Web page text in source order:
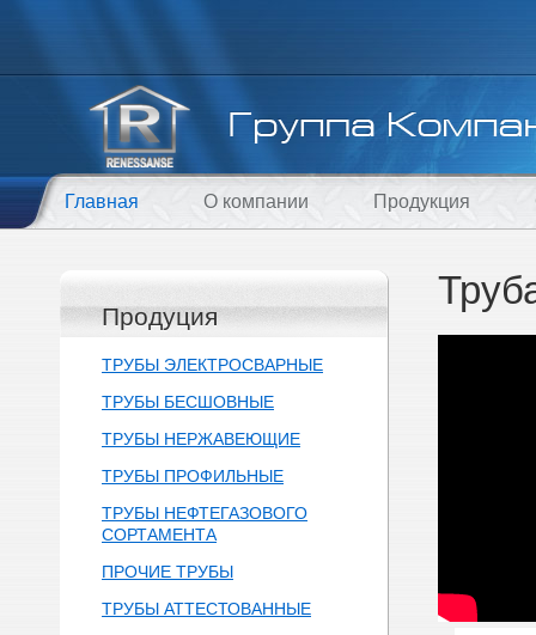
Главная О компании Продукция
Продуция
ТРУБЫ ЭЛЕКТРОСВАРНЫЕ
ТРУБЫ БЕСШОВНЫЕ
ТРУБЫ НЕРЖАВЕЮЩИЕ
ТРУБЫ ПРОФИЛЬНЫЕ
ТРУБЫ НЕФТЕГАЗОВОГО
СОРТАМЕНТА
ПРОЧИЕ ТРУБЫ
ТРУБЫ АТТЕСТОВАННЫЕ